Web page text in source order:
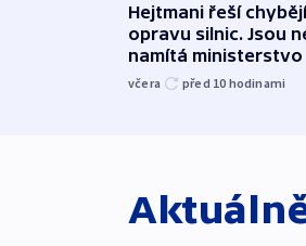
Hejtmani řeší
opravu silnic. Jsou
namítá ministerstvo
včera před 10 hodinami